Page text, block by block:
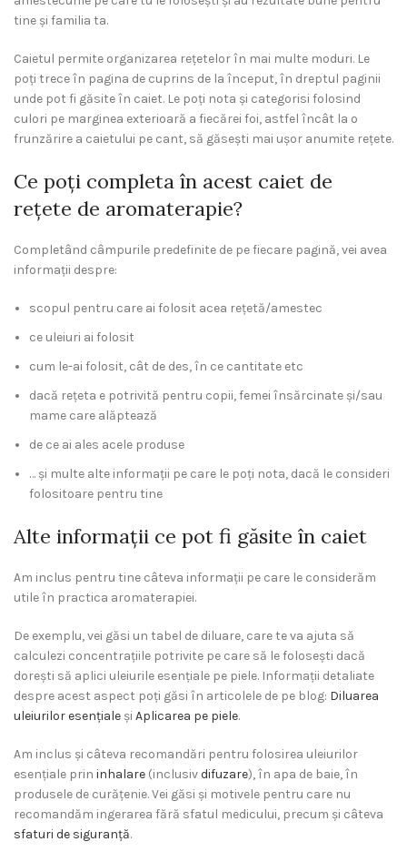
tine și familia ta.
Caietul permite organizarea rețetelor în mai multe moduri. Le
poți trece în pagina de cuprins de la început, în dreptul paginii
unde pot fi găsite în caiet. Le poți nota și categorisi folosind
culori pe marginea exterioară a fiecărei foi, astfel încât la o
frunzărire a caietului pe cant, să găsești mai ușor anumite rețete.
Ce poți completa în acest caiet de
rețete de aromaterapie?
Completând câmpurile predefinite de pe fiecare pagină, vei avea
informații despre:
scopul pentru care ai folosit acea rețetă/amestec
ce uleiuri ai folosit
cum le-ai folosit, cât de des, în ce cantitate etc
dacă rețeta e potrivită pentru copii, femei însărcinate și/sau
mame care alăptează
de ce ai ales acele produse
… și multe alte informații pe care le poți nota, dacă le consideri
folositoare pentru tine
Alte informații ce pot fi găsite în caiet
Am inclus pentru tine câteva informații pe care le considerăm
utile în practica aromaterapiei.
De exemplu, vei găsi un tabel de diluare, care te va ajuta să
calculezi concentrațiile potrivite pe care să le folosești dacă
dorești să aplici uleiurile esențiale pe piele. Informații detaliate
despre acest aspect poți găsi în articolele de pe blog: Diluarea
uleiurilor esențiale și Aplicarea pe piele.
Am inclus și câteva recomandări pentru folosirea uleiurilor
esențiale prin inhalare (inclusivdifuzare), în apa de baie, în
produsele de curățenie. Vei găsi și motivele pentru care nu
recomandăm ingerarea fără sfatul medicului, precum și câteva
sfaturi de siguranță.